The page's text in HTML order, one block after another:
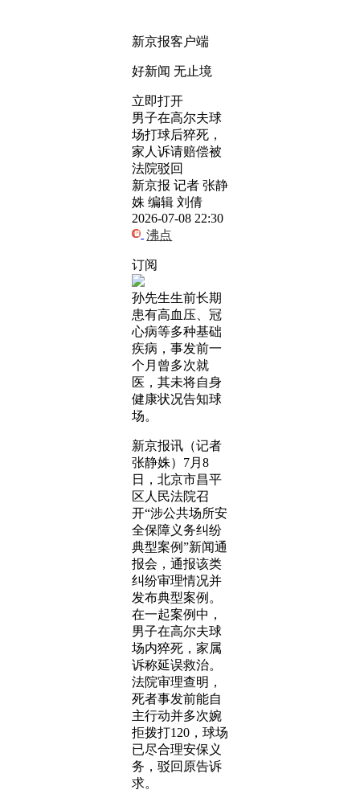
新京报客户端
好新闻 无止境
立即打开
男子在高尔夫球
场打球后猝死，
家人诉请赔偿被
法院驳回
新京报 记者 张静
姝 编辑 刘倩
2026-07-08 22:30
沸点
订阅
孙先生生前长期
患有高血压、冠
心病等多种基础
疾病，事发前一
个月曾多次就
医，其未将自身
健康状况告知球
场。
新京报讯（记者
张静姝）7月8
日，北京市昌平
区人民法院召
开“涉公共场所安
全保障义务纠纷
典型案例”新闻通
报会，通报该类
纠纷审理情况并
发布典型案例。
在一起案例中，
男子在高尔夫球
场内猝死，家属
诉称延误救治。
法院审理查明，
死者事发前能自
主行动并多次婉
拒拨打120，球场
已尽合理安保义
务，驳回原告诉
求。